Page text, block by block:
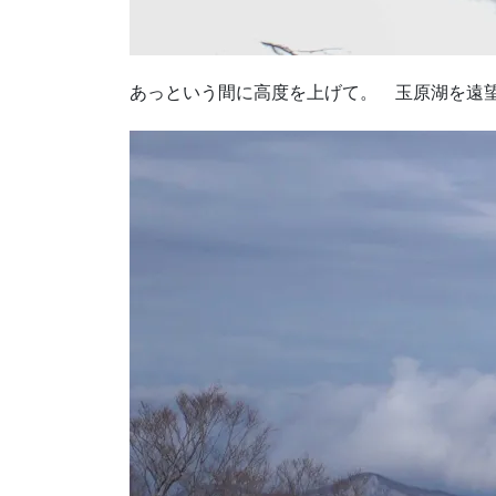
あっという間に高度を上げて。 玉原湖を遠